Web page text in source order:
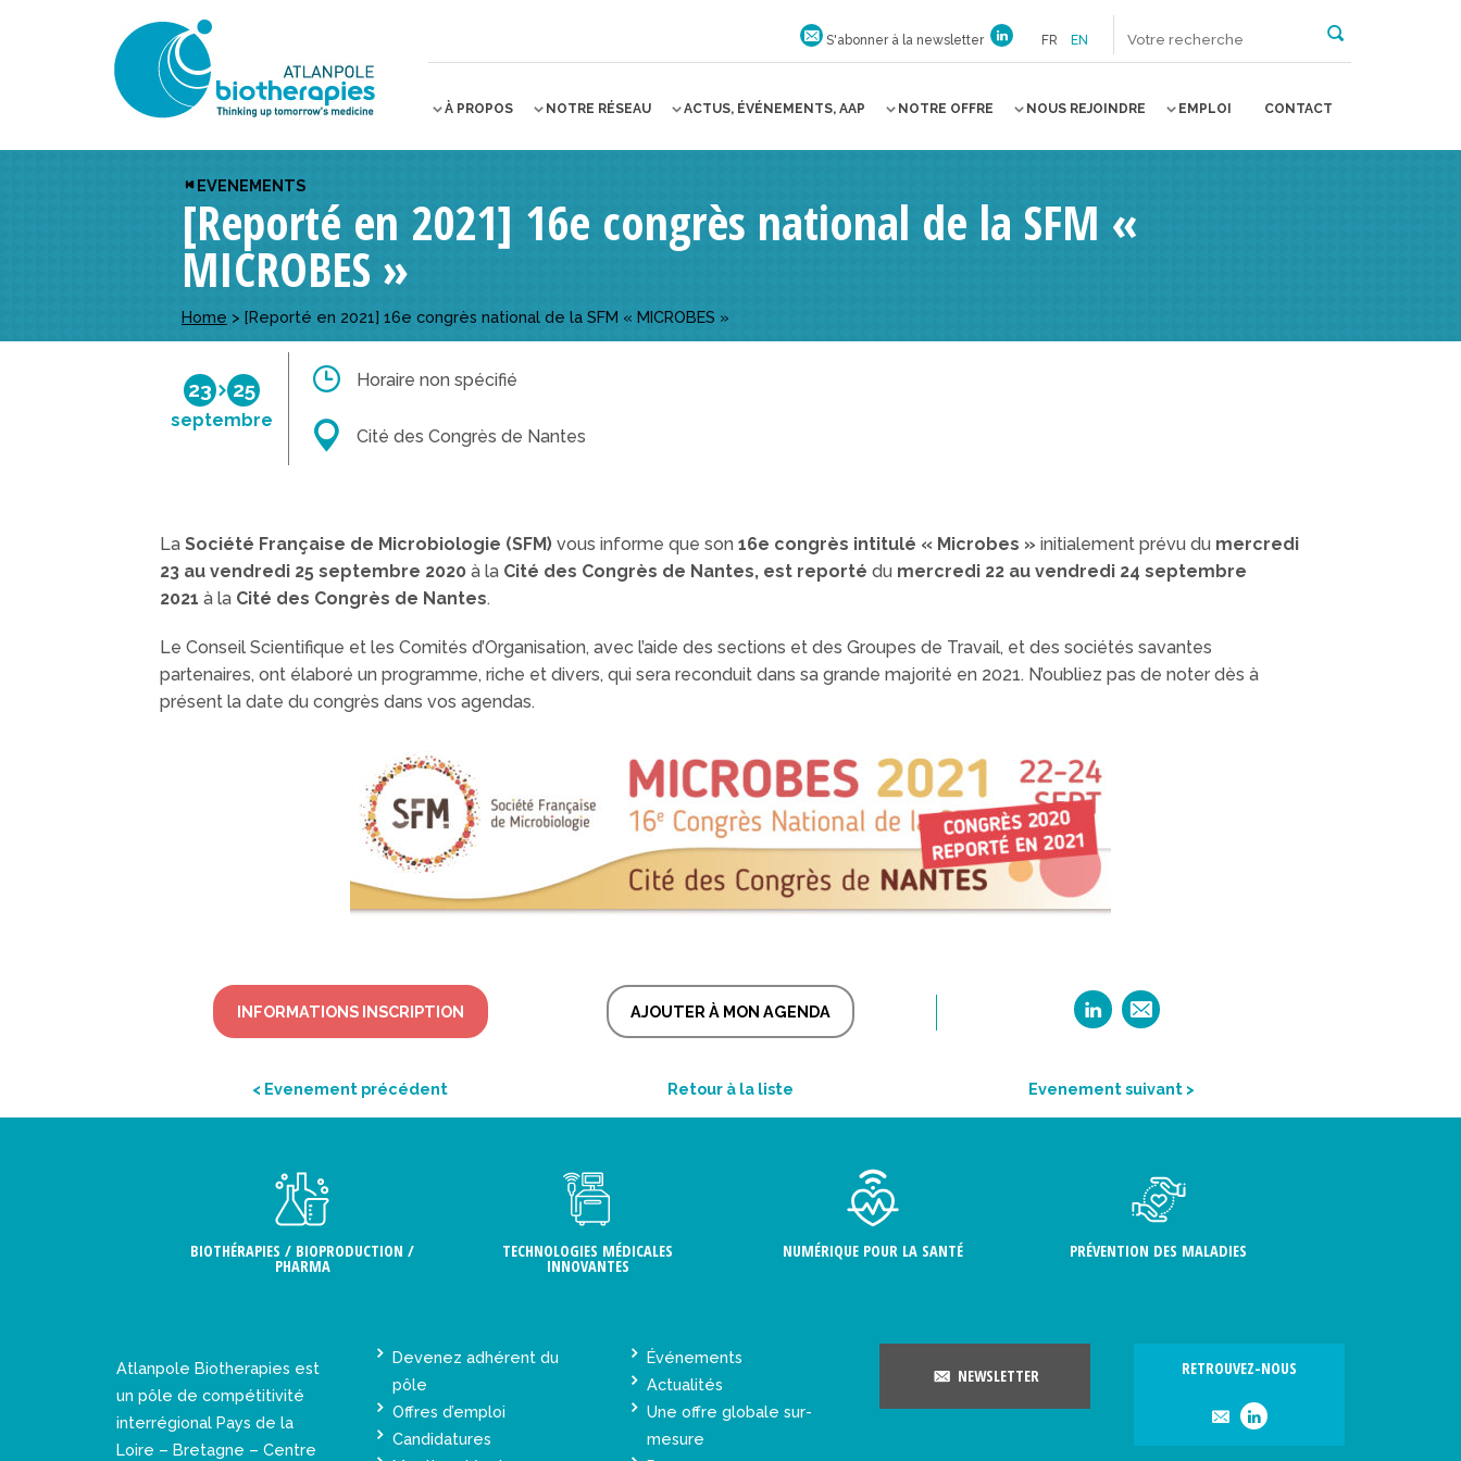
S'abonner à la newsletter FR EN
À PROPOS NOTRE RÉSEAU ACTUS, ÉVÉNEMENTS, AAP NOTRE OFFRE NOUS REJOINDRE EMPLOI CONTACT
EVENEMENTS
[Reporté en 2021] 16e congrès national de la SFM «
MICROBES »
Home > [Reporté en 2021] 16e congrès national de la SFM « MICROBES »
23 25
septembre
Horaire non spécifié
Cité des Congrès de Nantes
La Société Française de Microbiologie (SFM) vous informe que son 16e congrès intitulé « Microbes » initialement prévu du mercredi
23 au vendredi 25 septembre 2020 à la Cité des Congrès de Nantes, est reporté du mercredi 22 au vendredi 24 septembre
2021 à la Cité des Congrès de Nantes.
Le Conseil Scientifique et les Comités d’Organisation, avec l’aide des sections et des Groupes de Travail, et des sociétés savantes
partenaires, ont élaboré un programme, riche et divers, qui sera reconduit dans sa grande majorité en 2021. N’oubliez pas de noter dès à
présent la date du congrès dans vos agendas.
INFORMATIONS INSCRIPTION AJOUTER À MON AGENDA
< Evenement précédent Retour à la liste Evenement suivant >
BIOTHÉRAPIES / BIOPRODUCTION /
PHARMA
TECHNOLOGIES MÉDICALES
INNOVANTES
NUMÉRIQUE POUR LA SANTÉ PRÉVENTION DES MALADIES
Atlanpole Biotherapies est
un pôle de compétitivité
interrégional Pays de la
Loire – Bretagne – Centre
Devenez adhérent du
pôle
Offres d’emploi
Candidatures
Événements
Actualités
Une offre globale sur-
mesure
NEWSLETTER RETROUVEZ-NOUS